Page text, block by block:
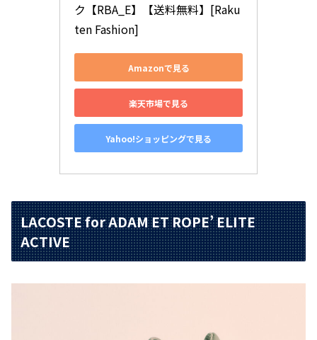
ク【RBA_E】【送料無料】[Raku
ten Fashion]
Amazonで見る
楽天市場で見る
Yahoo!ショッピングで見る
LACOSTE for ADAM ET ROPE’ ELITE
ACTIVE